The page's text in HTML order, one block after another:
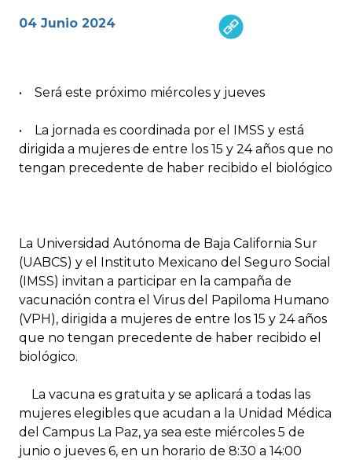
04 Junio 2024
• Será este próximo miércoles y jueves
• La jornada es coordinada por el IMSS y está
dirigida a mujeres de entre los 15 y 24 años que no
tengan precedente de haber recibido el biológico
La Universidad Autónoma de Baja California Sur
(UABCS) y el Instituto Mexicano del Seguro Social
(IMSS) invitan a participar en la campaña de
vacunación contra el Virus del Papiloma Humano
(VPH), dirigida a mujeres de entre los 15 y 24 años
que no tengan precedente de haber recibido el
biológico.
La vacuna es gratuita y se aplicará a todas las
mujeres elegibles que acudan a la Unidad Médica
del Campus La Paz, ya sea este miércoles 5 de
junio o jueves 6, en un horario de 8:30 a 14:00